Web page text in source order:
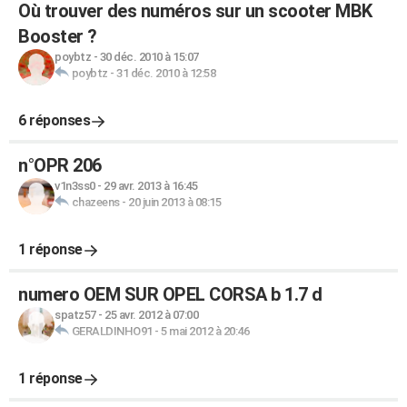
Où trouver des numéros sur un scooter MBK
Booster ?
poybtz - 30 déc. 2010 à 15:07
poybtz - 31 déc. 2010 à 12:58
6 réponses
n°OPR 206
v1n3ss0- 29 avr. 2013 à 16:45
chazeens- 20 juin 2013 à 08:15
1 réponse
numero OEM SUR OPEL CORSA b 1.7 d
spatz57- 25 avr. 2012 à 07:00
GERALDINHO91 - 5 mai 2012 à 20:46
1 réponse